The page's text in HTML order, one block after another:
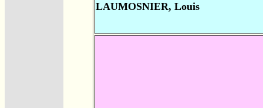
LAUMOSNIER, Louis